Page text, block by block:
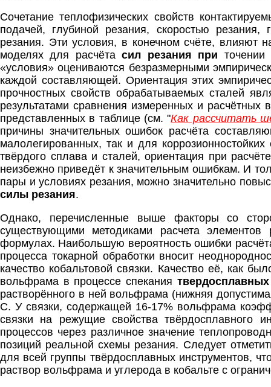
Сочетание теплофизических свойств
подачей, глубиной резания, скоростью
резания. Эти условия, в конечном счёте, влияют
моделях для расчётасил резания при точении
«условия» оцениваются безразмерными
каждой составляющей. Ориентация этих
прочностных свойств обрабатываемых сталей
результатами сравнения измеренных и расчётных
представленных в таблице (см. "Как рассчитать
причины значительных ошибок расчёта
малолегированных, так и для
твёрдого сплава и сталей, ориентация при
неизбежно приведёт к значительным ошибкам. И
пары и условиях резания, можно значительно
силы резания.
Однако, перечисленные выше факторы со
существующими методиками расчета
формулах. Наибольшую вероятность ошибки
процесса токарной обработки вносит
качество кобальтовой связки. Качество её, как
вольфрама в процессе спекания
растворённого в ней вольфрама (нижняя
С. У связки, содержащей 16-17% вольфрама
связки на режущие свойства твёрдосплавного
процессов через различное значение
позиций реальной схемы резания. Следует
для всей группы твёрдосплавных инструментов,
раствор вольфрама и углерода в кобальте с